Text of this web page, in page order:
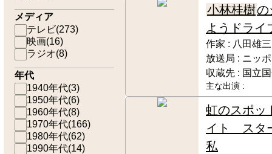
メディア
テレビ(273)
映画(16)
ラジオ(8)
年代
1940年代(3)
1950年代(6)
1960年代(8)
1970年代(166)
1980年代(62)
1990年代(14)
小林桂樹の
ようドライ
作家 : 八田雄三
放送局 : ニッ
収蔵先 : 国立
主な出演 :
虹のスポッ
イト スタ
私